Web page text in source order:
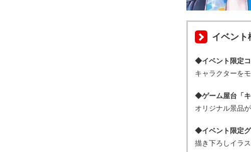
イベント
◆イベント限定
キャラクターを
◆ゲーム屋台「キ
オリジナル景品
◆イベント限定
描き下ろしイラ